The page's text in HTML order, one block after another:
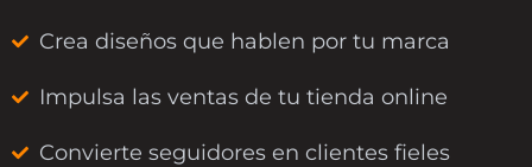
Crea diseños que hablen por tu marca
Impulsa las ventas de tu tienda online
Convierte seguidores en clientes fieles